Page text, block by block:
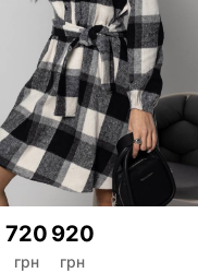
720
грн
920
грн